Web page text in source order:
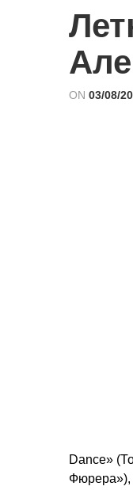
ON 03/08/
Dance»
Фюрера»),